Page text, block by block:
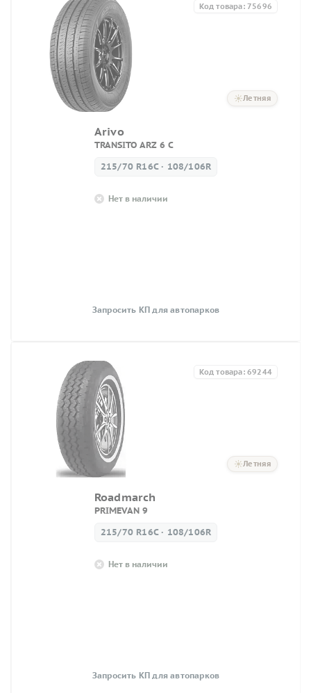
Летняя
Код товара: 75696
Arivo
TRANSITO ARZ 6 C
215/70 R16C · 108/106R
Нет в наличии
Запросить КП для автопарков
Летняя
Код товара: 69244
Roadmarch
PRIMEVAN 9
215/70 R16C · 108/106R
Нет в наличии
Запросить КП для автопарков